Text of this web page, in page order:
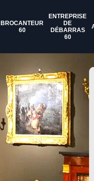
BROCANTEUR
60
ENTREPRISE
DE
DÉBARRAS
60